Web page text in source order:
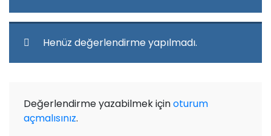
Henüz değerlendirme yapılmadı.
Değerlendirme yazabilmek içinoturum
açmalısınız.